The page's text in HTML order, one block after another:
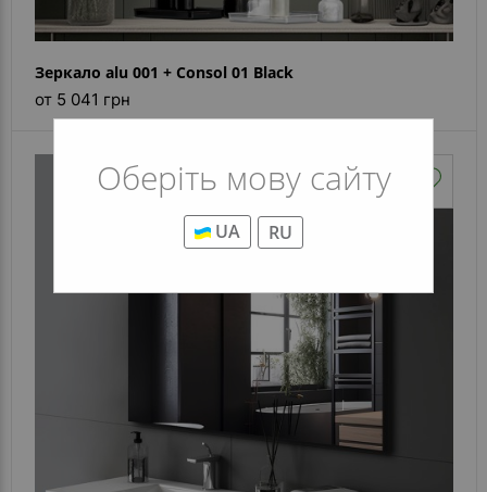
Оберіть мову сайту
UA RU
Зеркало alu 001 + Consol 01 Black
от 5 041 грн